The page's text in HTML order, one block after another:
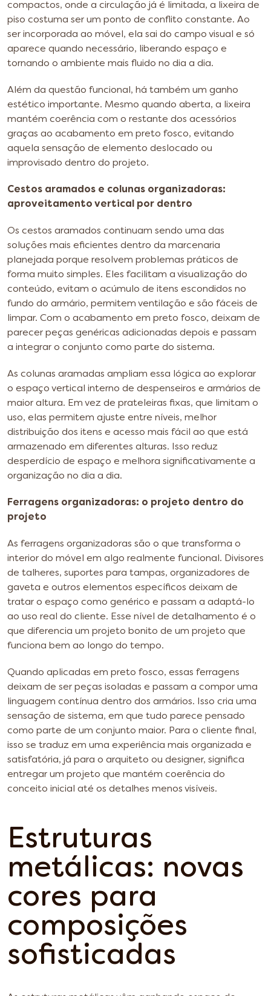
compactos, onde a circulação já é limitada, a lixeira de
piso costuma ser um ponto de conflito constante. Ao
ser incorporada ao móvel, ela sai do campo visual e só
aparece quando necessário, liberando espaço e
tornando o ambiente mais fluido no dia a dia.
Além da questão funcional, há também um ganho
estético importante. Mesmo quando aberta, a lixeira
mantém coerência com o restante dos acessórios
graças ao acabamento em preto fosco, evitando
aquela sensação de elemento deslocado ou
improvisado dentro do projeto.
Cestos aramados e colunas organizadoras:
aproveitamento vertical por dentro
Os cestos aramados continuam sendo uma das
soluções mais eficientes dentro da marcenaria
planejada porque resolvem problemas práticos de
forma muito simples. Eles facilitam a visualização do
conteúdo, evitam o acúmulo de itens escondidos no
fundo do armário, permitem ventilação e são fáceis de
limpar. Com o acabamento em preto fosco, deixam de
parecer peças genéricas adicionadas depois e passam
a integrar o conjunto como parte do sistema.
As colunas aramadas ampliam essa lógica ao explorar
o espaço vertical interno de despenseiros e armários de
maior altura. Em vez de prateleiras fixas, que limitam o
uso, elas permitem ajuste entre níveis, melhor
distribuição dos itens e acesso mais fácil ao que está
armazenado em diferentes alturas. Isso reduz
desperdício de espaço e melhora significativamente a
organização no dia a dia.
Ferragens organizadoras: o projeto dentro do
projeto
As ferragens organizadoras são o que transforma o
interior do móvel em algo realmente funcional. Divisores
de talheres, suportes para tampas, organizadores de
gaveta e outros elementos específicos deixam de
tratar o espaço como genérico e passam a adaptá-lo
ao uso real do cliente. Esse nível de detalhamento é o
que diferencia um projeto bonito de um projeto que
funciona bem ao longo do tempo.
Quando aplicadas em preto fosco, essas ferragens
deixam de ser peças isoladas e passam a compor uma
linguagem contínua dentro dos armários. Isso cria uma
sensação de sistema, em que tudo parece pensado
como parte de um conjunto maior. Para o cliente final,
isso se traduz em uma experiência mais organizada e
satisfatória, já para o arquiteto ou designer, significa
entregar um projeto que mantém coerência do
conceito inicial até os detalhes menos visíveis.
Estruturas
metálicas: novas
cores para
composições
sofisticadas